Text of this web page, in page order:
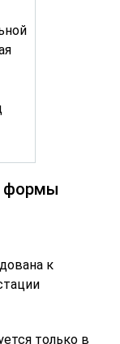
формы
к
только в